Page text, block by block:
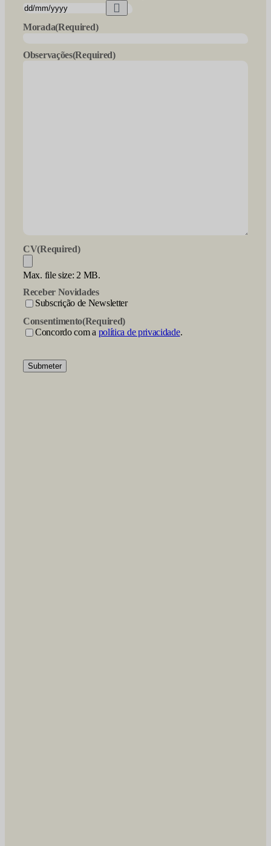
Morada(Required)
Observações(Required)
CV(Required)
Max. file size: 2 MB.
Receber Novidades
Subscrição de Newsletter
Consentimento(Required)
Concordo com a política de privacidade.
Submeter